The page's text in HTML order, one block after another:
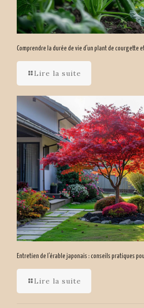
Comprendre la durée de vie d’un plant de courgette
Lire la suite
Entretien de l’érable japonais : conseils pratiques
Lire la suite